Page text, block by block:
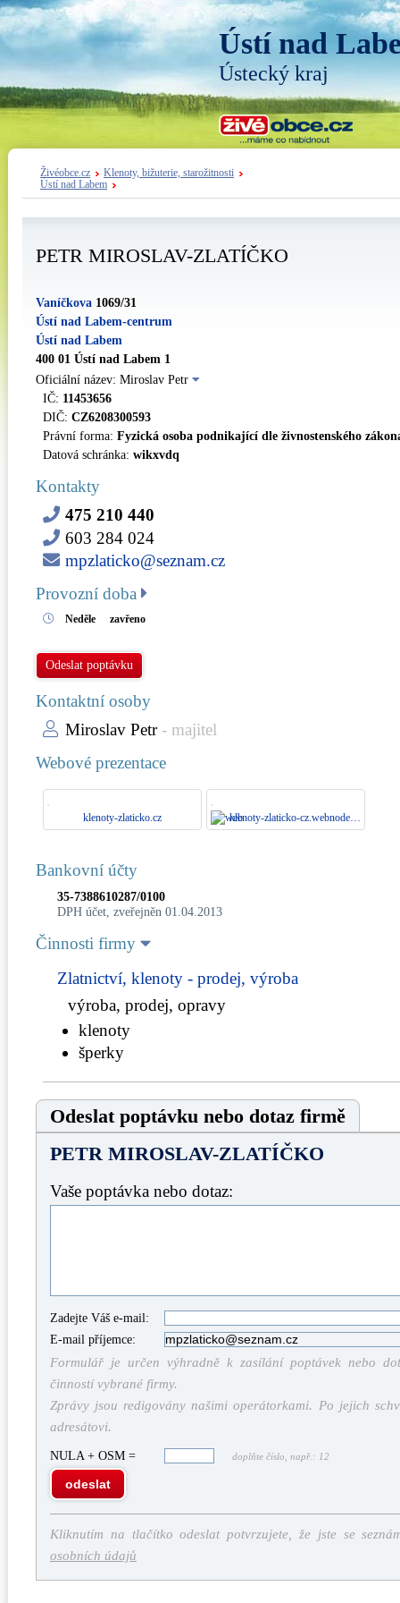
Ústí nad
Ústecký kraj
Živéobce.cz
Klenoty, bižuterie, starožitnosti
Ústí nad Labem
PETR MIROSLAV-ZLATÍČKO
Vaníčkova 1069/31
Ústí nad Labem-centrum
Ústí nad Labem
400 01 Ústí nad Labem 1
Oficiální název: Miroslav Petr
IČ: 11453656
DIČ: CZ6208300593
Právní forma: Fyzická osoba podnikající dle živnostenského
Datová schránka: wikxvdq
Kontakty
475 210 440
603 284 024
mpzlaticko@seznam.cz
Provozní doba
Neděle zavřeno
Odeslat poptávku
Kontaktní osoby
Miroslav Petr- majitel
Webové prezentace
klenoty-zlaticko.cz klenoty-zlaticko-cz.webnode.cz
Bankovní účty
35-7388610287/0100
DPH účet, zveřejněn 01.04.2013
Činnosti firmy
Zlatnictví, klenoty - prodej, výroba
výroba, prodej, opravy
klenoty
šperky
Odeslat poptávku nebo dotaz firmě
PETR MIROSLAV-ZLATÍČKO
Vaše poptávka nebo dotaz:
Zadejte Váš e-mail:
E-mail příjemce:
Formulář je určen výhradně k zasílání poptávek nebo
činností vybrané firmy.
Zprávy jsou redigovány našimi operátorkami. Po jejich
adresátovi.
NULA + OSM = doplňte číslo, např.: 12
odeslat
Kliknutím na tlačítko odeslat potvrzujete, že jste se
osobních údajů